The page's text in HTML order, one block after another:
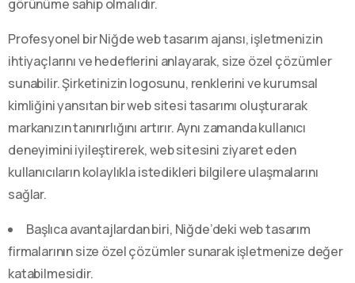
görünüme sahip olmalıdır.
Profesyonel bir Niğde web tasarım ajansı, işletmenizin
ihtiyaçlarını ve hedeflerini anlayarak, size özel çözümler
sunabilir. Şirketinizin logosunu, renklerini ve kurumsal
kimliğini yansıtan bir web sitesi tasarımı oluşturarak
markanızın tanınırlığını artırır. Aynı zamanda kullanıcı
deneyimini iyileştirerek, web sitesini ziyaret eden
kullanıcıların kolaylıkla istedikleri bilgilere ulaşmalarını
sağlar.
Başlıca avantajlardan biri, Niğde’deki web tasarım
firmalarının size özel çözümler sunarak işletmenize değer
katabilmesidir.